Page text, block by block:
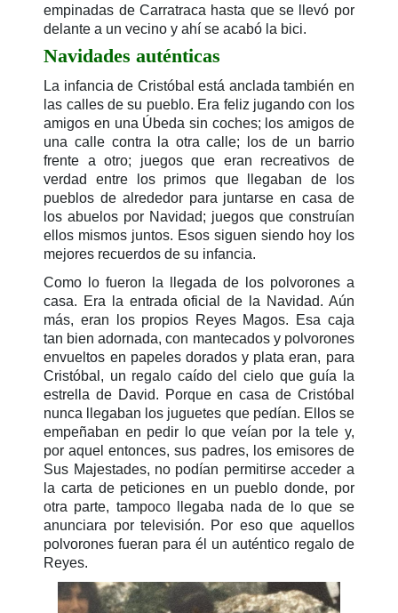
empinadas de Carratraca hasta que se llevó por
delante a un vecino y ahí se acabó la bici.
Navidades auténticas
La infancia de Cristóbal está anclada también en
las calles de su pueblo. Era feliz jugando con los
amigos en una Úbeda sin coches; los amigos de
una calle contra la otra calle; los de un barrio
frente a otro; juegos que eran recreativos de
verdad entre los primos que llegaban de los
pueblos de alrededor para juntarse en casa de
los abuelos por Navidad; juegos que construían
ellos mismos juntos. Esos siguen siendo hoy los
mejores recuerdos de su infancia.
Como lo fueron la llegada de los polvorones a
casa. Era la entrada oficial de la Navidad. Aún
más, eran los propios Reyes Magos. Esa caja
tan bien adornada, con mantecados y polvorones
envueltos en papeles dorados y plata eran, para
Cristóbal, un regalo caído del cielo que guía la
estrella de David. Porque en casa de Cristóbal
nunca llegaban los juguetes que pedían. Ellos se
empeñaban en pedir lo que veían por la tele y,
por aquel entonces, sus padres, los emisores de
Sus Majestades, no podían permitirse acceder a
la carta de peticiones en un pueblo donde, por
otra parte, tampoco llegaba nada de lo que se
anunciara por televisión. Por eso que aquellos
polvorones fueran para él un auténtico regalo de
Reyes.